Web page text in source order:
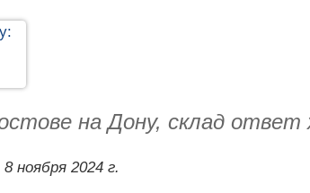
на Дону, склад
8 ноября 2024 г.